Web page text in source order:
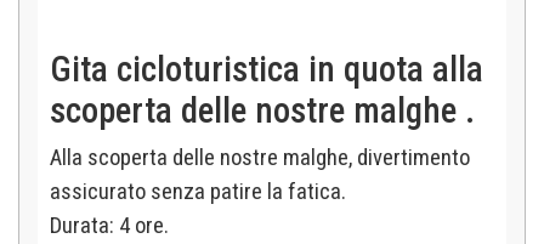
Gita cicloturistica in quota alla
scoperta delle nostre malghe .
Alla scoperta delle nostre malghe, divertimento
assicurato senza patire la fatica.
Durata: 4 ore.